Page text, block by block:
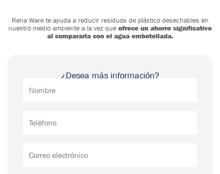
Rena Ware te ayuda a reducir residuos de plástico desechables en
nuestro medio ambiente a la vez que ofrece un ahorro significativo
al compararla con el agua embotellada.
¿Desea más información?